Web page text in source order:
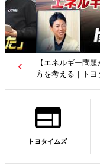
訓】資源小国・日本のあり
トヨタイムズ